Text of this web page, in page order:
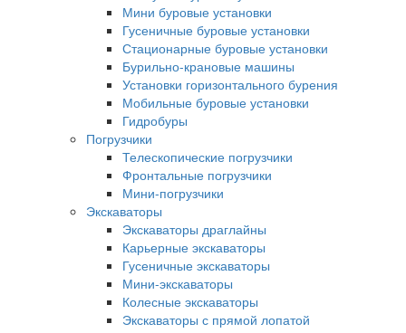
Мини буровые установки
Гусеничные буровые установки
Стационарные буровые установки
Бурильно-крановые машины
Установки горизонтального бурения
Мобильные буровые установки
Гидробуры
Погрузчики
Телескопические погрузчики
Фронтальные погрузчики
Мини-погрузчики
Экскаваторы
Экскаваторы драглайны
Карьерные экскаваторы
Гусеничные экскаваторы
Мини-экскаваторы
Колесные экскаваторы
Экскаваторы с прямой лопатой